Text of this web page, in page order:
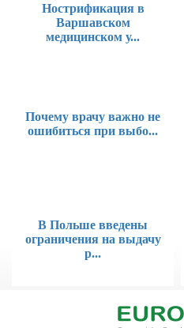
Нострификация в
Варшавском
медицинском у...
Почему врачу важно не
ошибиться при выбо...
В Польше введены
ограничения на выдачу
р...